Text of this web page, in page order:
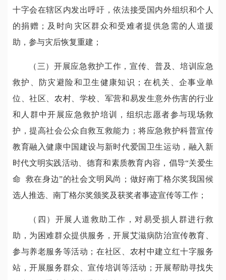
十字会在辖区内发出呼吁，依法接受国内外组织和个人
的捐赠；及时向灾区群众和受难者提供急需的人道援
助，参与灾后恢复重建；
（三）开展应急救护工作，宣传、普及、培训应急
救护、防灾避险和卫生健康知识；在机关、企事业单
位、社区、农村、学校、军营和易发生意外伤害的行业
和人群中开展应急救护培训，组织志愿者参与现场救
护，提高社会公众自救互救能力；将应急救护科普宣传
教育融入健康中国建设与新时代爱国卫生运动，融入新
时代文明实践活动、德育和素质教育内容，倡导“关爱生
命 救在身边”的社会文明风尚；做好南丁格尔奖我国候
选人推选、南丁格尔奖颁奖及获奖者事迹宣传等工作；
（四）开展人道救助工作，对易受损人群进行救
助，为困难群众提供服务，开展艾滋病防治宣传教育、
参与养老服务等活动；在社区、农村中建立红十字服务
站，开展服务群众、宣传培训等活动；开展帮助寻找失